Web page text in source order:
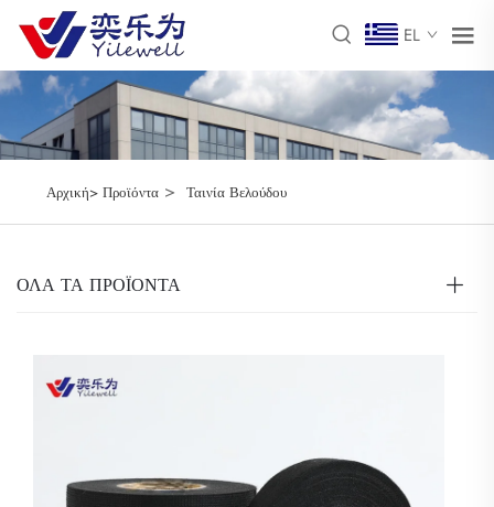
EL
Αρχική> Προϊόντα> Ταινία Βελούδου
ΌΛΑ ΤΑ ΠΡΟΪΟΝΤΑ